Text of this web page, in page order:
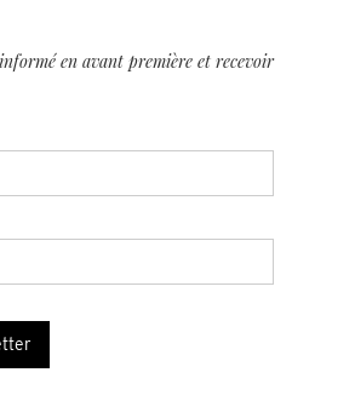
en avant première et recevoir